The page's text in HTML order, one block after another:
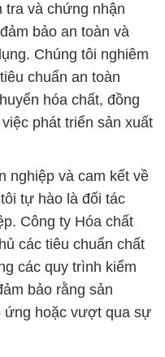
tra và chứng nhận
bảo an toàn và
Chúng tôi nghiêm
chuẩn an toàn
hóa chất, đồng
phát triển sản xuất
nghiệp và cam kết về
tự hào là đối tác
Công ty Hóa chất
các tiêu chuẩn chất
các quy trình kiểm
bảo rằng sản
ứng hoặc vượt qua sự